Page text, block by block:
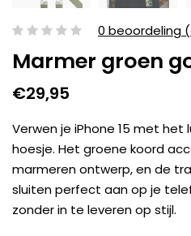
0 beoordeling
Marmer groen
€29,95
Verwen je iPhone 15 met het
hoesje. Het groene koord
marmeren ontwerp, en de
sluiten perfect aan op je
zonder in te leveren op stijl.